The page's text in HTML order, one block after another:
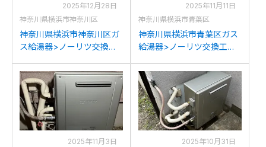
2025年12月28日
神奈川県横浜市神奈川区
神奈川県横浜市神奈川区ガ
ス給湯器>ノーリツ交換工
A820RFC-Rからノーリツ
GT-C1672SAR BLへの交換
2025年11月11日
神奈川県横浜市青葉区
神奈川県横浜市青葉区ガス
給湯器>ノーリツ交換工事
1650SARXからノーリツ
GT-C1672SAR BLへの交換
2025年11月3日
2025年10月31日